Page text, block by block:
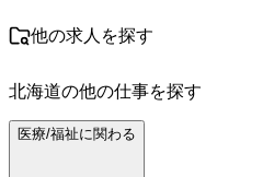
他の求人を探す
北海道の他の仕事を探す
医療/福祉に関わる